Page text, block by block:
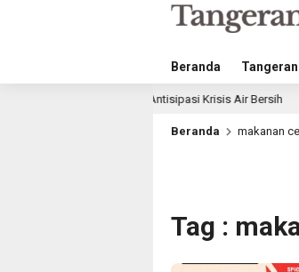
Beranda
Langkah Antisipasi Krisis Air Bersih 12 jam lalu
Beranda makanan
Tag :